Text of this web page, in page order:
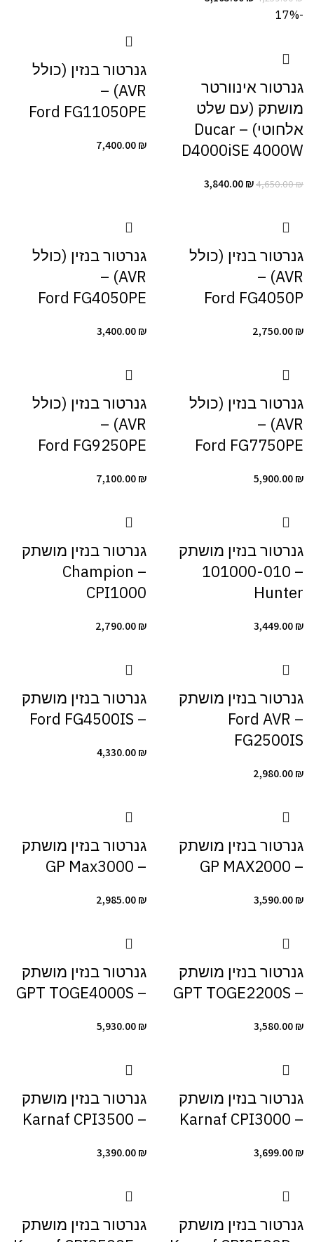
-17%
גנרטור אינוורטר
מושתק (עם שלט
אלחוטי) – Ducar
D4000iSE 4000W
4,650.00₪
3,840.00₪
גנרטור בנזין (כולל
AVR) –
Ford FG11050PE
7,400.00₪
גנרטור בנזין (כולל
AVR) –
Ford FG4050P
2,750.00₪
גנרטור בנזין (כולל
AVR) –
Ford FG4050PE
3,400.00₪
גנרטור בנזין (כולל
AVR) –
Ford FG7750PE
5,900.00₪
גנרטור בנזין (כולל
AVR) –
Ford FG9250PE
7,100.00₪
גנרטור ‏בנזין מושתק
– 101000-010
Hunter
3,449.00₪
גנרטור ‏בנזין מושתק
– Champion
CPI1000
2,790.00₪
גנרטור ‏בנזין מושתק
– Ford AVR
FG2500IS
2,980.00₪
גנרטור ‏בנזין מושתק
– Ford FG4500IS
4,330.00₪
גנרטור ‏בנזין מושתק
– GP MAX2000
3,590.00₪
גנרטור ‏בנזין מושתק
– GP Max3000
2,985.00₪
גנרטור ‏בנזין מושתק
– GPT TOGE2200S
3,580.00₪
גנרטור ‏בנזין מושתק
– GPT TOGE4000S
5,930.00₪
גנרטור ‏בנזין מושתק
– Karnaf CPI3000
3,699.00₪
גנרטור ‏בנזין מושתק
– Karnaf CPI3500
3,390.00₪
גנרטור ‏בנזין מושתק
גנרטור ‏בנזין מושתק